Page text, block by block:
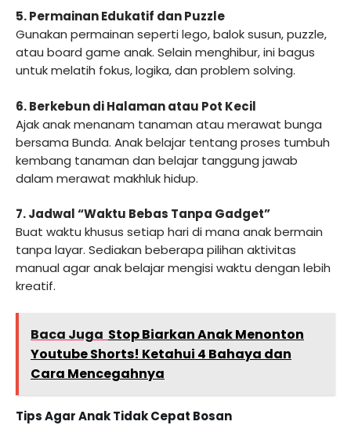
5. Permainan Edukatif dan Puzzle
Gunakan permainan seperti lego, balok susun, puzzle,
atau board game anak. Selain menghibur, ini bagus
untuk melatih fokus, logika, dan problem solving.
6. Berkebun di Halaman atau Pot Kecil
Ajak anak menanam tanaman atau merawat bunga
bersama Bunda. Anak belajar tentang proses tumbuh
kembang tanaman dan belajar tanggung jawab
dalam merawat makhluk hidup.
7. Jadwal “Waktu Bebas Tanpa Gadget”
Buat waktu khusus setiap hari di mana anak bermain
tanpa layar. Sediakan beberapa pilihan aktivitas
manual agar anak belajar mengisi waktu dengan lebih
kreatif.
Baca Juga Stop Biarkan Anak Menonton
Youtube Shorts! Ketahui 4 Bahaya dan
Cara Mencegahnya
Tips Agar Anak Tidak Cepat Bosan